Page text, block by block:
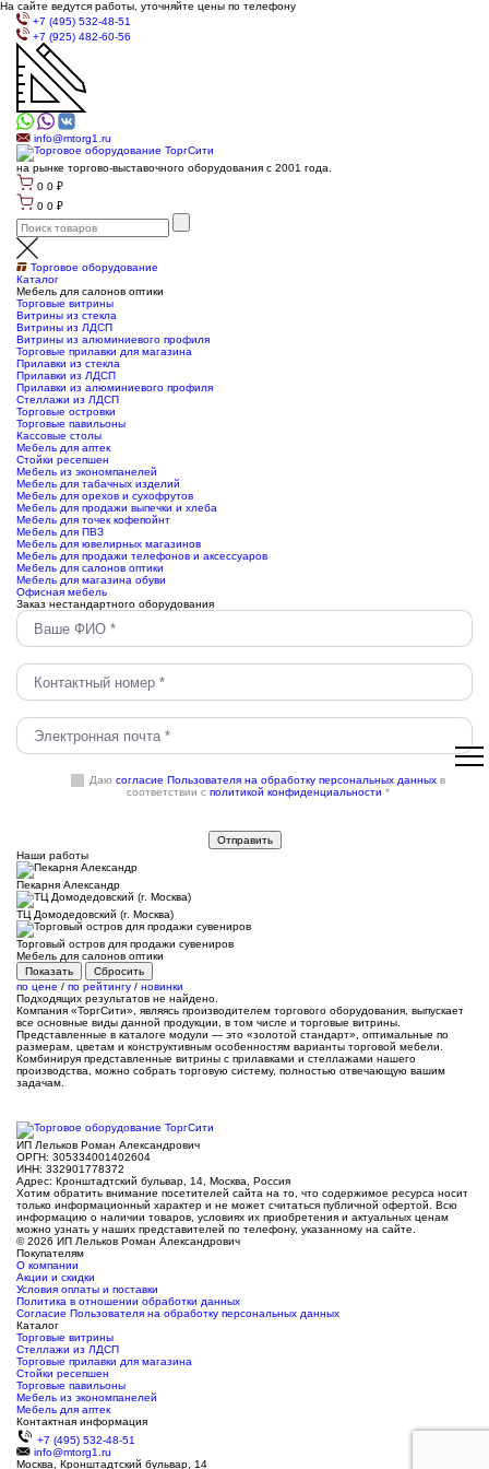
На сайте ведутся работы, уточняйте цены по телефону
+7 (495) 532-48-51
+7 (925) 482-60-56
info@mtorg1.ru
на рынке торгово-выставочного оборудования с 2001 года.
0 0 ₽
0 0 ₽
Торговое оборудование
Каталог
Мебель для салонов оптики
Торговые витрины
Витрины из cтекла
Витрины из ЛДСП
Витрины из алюминиевого профиля
Торговые прилавки для магазина
Прилавки из стекла
Прилавки из ЛДСП
Прилавки из алюминиевого профиля
Стеллажи из ЛДСП
Торговые островки
Торговые павильоны
Кассовые столы
Мебель для аптек
Стойки ресепшен
Мебель из экономпанелей
Мебель для табачных изделий
Мебель для орехов и сухофрутов
Мебель для продажи выпечки и хлеба
Мебель для точек кофепойнт
Мебель для ПВЗ
Мебель для ювелирных магазинов
Мебель для продажи телефонов и аксессуаров
Мебель для салонов оптики
Мебель для магазина обуви
Офисная мебель
Заказ нестандартного оборудования
Даю согласие Пользователя на обработку персональных данных в
соответствии с политикой конфиденциальности *
Наши работы
Пекарня Александр
ТЦ Домодедовский (г. Москва)
Торговый остров для продажи сувениров
Мебель для салонов оптики
Показать
по цене / по рейтингу / новинки
Подходящих результатов не найдено.
Компания «ТоргСити», являясь производителем торгового оборудования, выпускает
все основные виды данной продукции, в том числе и торговые витрины.
Представленные в каталоге модули — это «золотой стандарт», оптимальные по
размерам, цветам и конструктивным особенностям варианты торговой мебели.
Комбинируя представленные витрины с прилавками и стеллажами нашего
производства, можно собрать торговую систему, полностью отвечающую вашим
задачам.
ИП Лельков Роман Александрович
ОРГН: 305334001402604
ИНН: 332901778372
Адрес: Кронштадтский бульвар, 14, Москва, Россия
Хотим обратить внимание посетителей сайта на то, что содержимое ресурса носит
только информационный характер и не может считаться публичной офертой. Всю
информацию о наличии товаров, условиях их приобретения и актуальных ценам
можно узнать у наших представителей по телефону, указанному на сайте.
© 2026 ИП Лельков Роман Александрович
Покупателям
О компании
Акции и скидки
Условия оплаты и поставки
Политика в отношении обработки данных
Согласие Пользователя на обработку персональных данных
Каталог
Торговые витрины
Стеллажи из ЛДСП
Торговые прилавки для магазина
Стойки ресепшен
Торговые павильоны
Мебель из экономпанелей
Мебель для аптек
Контактная информация
+7 (495) 532-48-51
info@mtorg1.ru
Москва, Кронштадтский бульвар, 14